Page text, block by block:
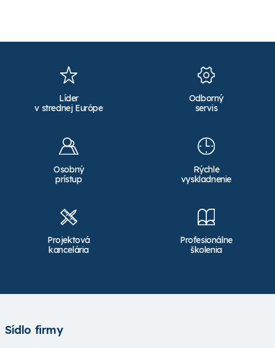
Líder
v strednej Európe
Odborný
servis
Osobný
prístup
Rýchle
vyskladnenie
Projektová
kancelária
Profesionálne
školenia
Sídlo firmy